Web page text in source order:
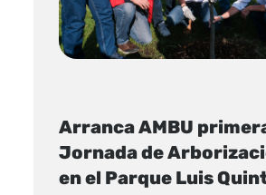
Arranca AMBU
Jornada de
en el Parque Luis